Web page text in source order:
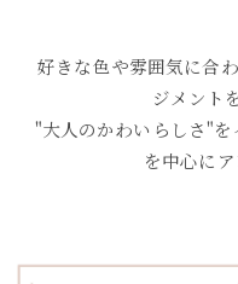
好きな色や雰囲気に合
ジメント
"大人のかわいらしさ"
を中心にア